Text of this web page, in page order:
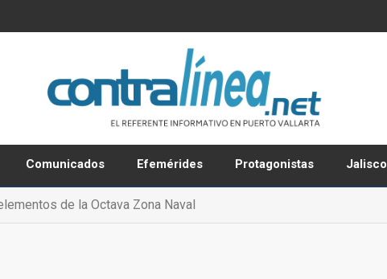
Comunicados Efemérides Protagonistas Jalisco
de la Octava Zona Naval